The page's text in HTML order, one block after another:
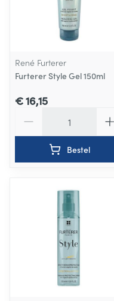
René Furterer
Furterer Style Gel 150ml
€ 16,15
Bestel